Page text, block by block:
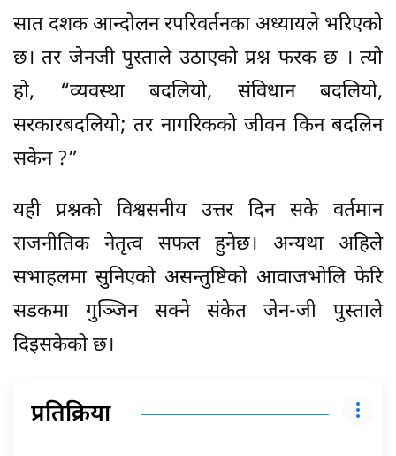
सात दशक आन्दोलन रपरिवर्तनका अध्यायले भरिएको
छ। तर जेनजी पुस्ताले उठाएको प्रश्न फरक छ । त्यो
हो, “व्यवस्था बदलियो, संविधान बदलियो,
सरकारबदलियो; तर नागरिकको जीवन किन बदलिन
सकेन ?”
यही प्रश्नको विश्वसनीय उत्तर दिन सके वर्तमान
राजनीतिक नेतृत्व सफल हुनेछ। अन्यथा अहिले
सभाहलमा सुनिएको असन्तुष्टिको आवाजभोलि फेरि
सडकमा गुञ्जिन सक्ने संकेत जेन-जी पुस्ताले
दिइसकेको छ।
प्रतिक्रिया